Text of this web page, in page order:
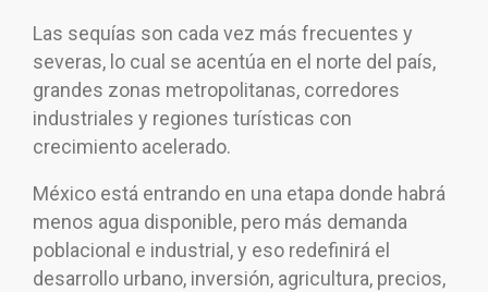
Las sequías son cada vez más frecuentes y
severas, lo cual se acentúa en el norte del país,
grandes zonas metropolitanas, corredores
industriales y regiones turísticas con
crecimiento acelerado.
México está entrando en una etapa donde habrá
menos agua disponible, pero más demanda
poblacional e industrial, y eso redefinirá el
desarrollo urbano, inversión, agricultura, precios,